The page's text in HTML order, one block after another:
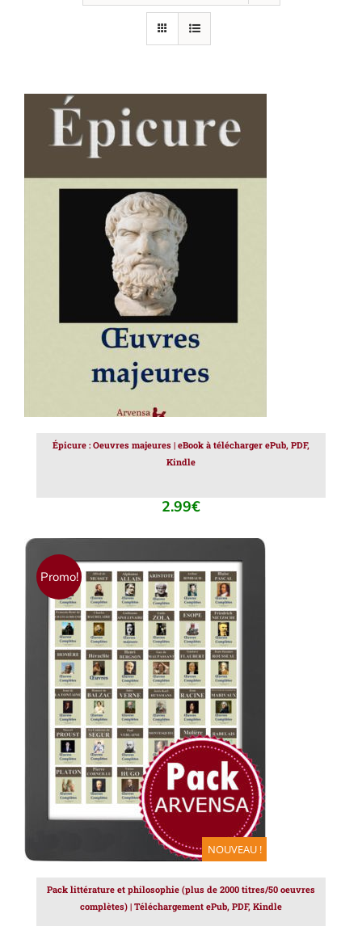
AJOUTER AU PANIER /
Épicure : Oeuvres majeures | eBook à télécharger ePub, PDF,
Kindle
2.99€
Promo!
NOUVEAU !
AJOUTER AU PANIER / DÉTAILS
Pack littérature et philosophie (plus de 2000 titres/50 oeuvres
complètes) | Téléchargement ePub, PDF, Kindle